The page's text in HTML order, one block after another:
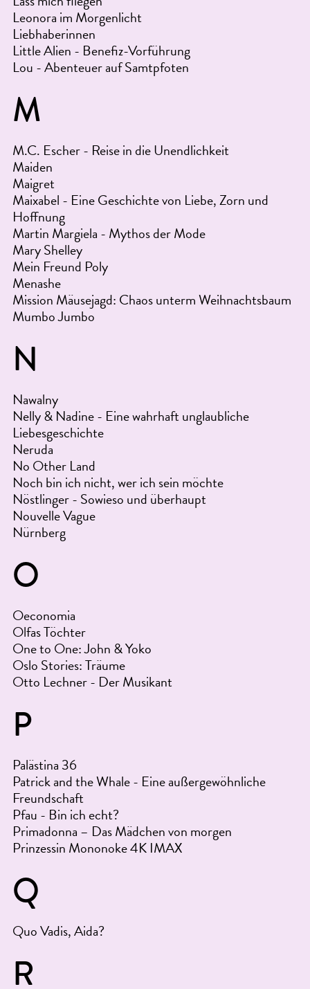
Leonora im Morgenlicht
Liebhaberinnen
Little Alien - Benefiz-Vorführung
Lou - Abenteuer auf Samtpfoten
M
M.C. Escher - Reise in die Unendlichkeit
Maiden
Maigret
Maixabel - Eine Geschichte von Liebe, Zorn und
Hoffnung
Martin Margiela - Mythos der Mode
Mary Shelley
Mein Freund Poly
Menashe
Mission Mäusejagd: Chaos unterm Weihnachtsbaum
Mumbo Jumbo
N
Nawalny
Nelly & Nadine - Eine wahrhaft unglaubliche
Liebesgeschichte
Neruda
No Other Land
Noch bin ich nicht, wer ich sein möchte
Nöstlinger - Sowieso und überhaupt
Nouvelle Vague
Nürnberg
O
Oeconomia
Olfas Töchter
One to One: John & Yoko
Oslo Stories: Träume
Otto Lechner - Der Musikant
P
Palästina 36
Patrick and the Whale - Eine außergewöhnliche
Freundschaft
Pfau - Bin ich echt?
Primadonna – Das Mädchen von morgen
Prinzessin Mononoke 4K IMAX
Q
Quo Vadis, Aida?
R